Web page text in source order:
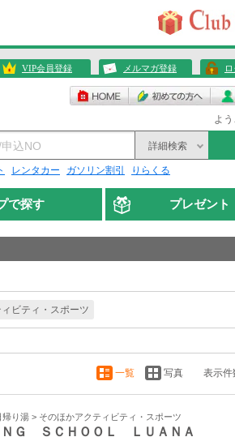
VIP会員登録 メルマガ登録
よ
詳細検索
レンタカー ガソリン割引 りらくる
で探す プレゼント
ビティ・スポーツ
一覧 写真 表示件
帰り湯 > そのほかアクティビティ・スポーツ
ＮＧ ＳＣＨＯＯＬ ＬＵＡＮＡ